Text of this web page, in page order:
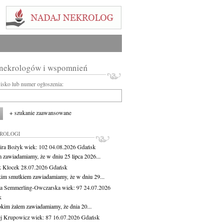
i wspomnień
lub numer ogłoszenia:
+ szukanie zaawansowane
Bożykwiek: 10204.08.2026Gdańsk
zawiadamiamy, że w dniu 25 lipca 2026...
Klocek28.07.2026Gdańsk
smutkiem zawiadamiamy, że w dniu 29...
Semmerling-Owczarskawiek: 9724.07.2026
żalem zawiadamiamy, że dnia 20...
Krupowiczwiek: 87 16.07.2026Gdańsk